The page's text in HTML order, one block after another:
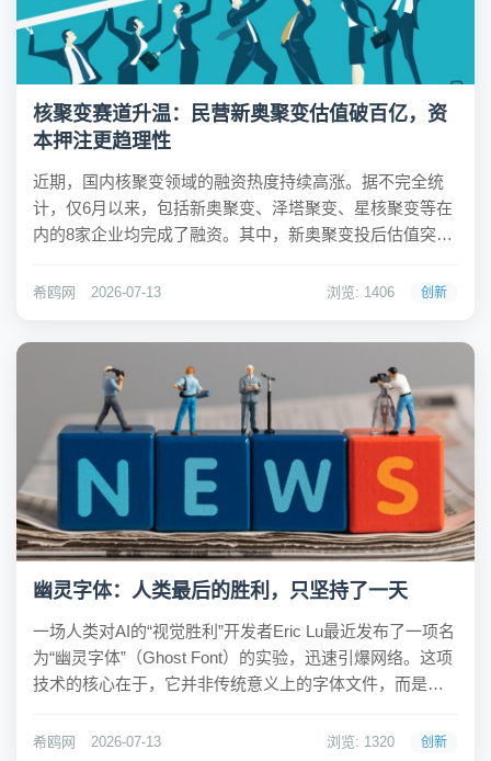
核聚变赛道升温：民营新奥聚变估值破百亿，资
本押注更趋理性
近期，国内核聚变领域的融资热度持续高涨。据不完全统
计，仅6月以来，包括新奥聚变、泽塔聚变、星核聚变等在
内的8家企业均完成了融资。其中，新奥聚变投后估值突破
则以8.3亿元的首轮融资规模刷新了行业纪录。这标志着资
希鸥网 2026-07-13 浏览: 1406 创新
幽灵字体：人类最后的胜利，只坚持了一天
一场人类对AI的“视觉胜利”开发者Eric Lu最近发布了一项名
为“幽灵字体”（Ghost Font）的实验，迅速引爆网络。这项
技术的核心在于，它并非传统意义上的字体文件，而是一
入文字后，系统会生成一段视频，其中组成字母的像素点
希鸥网 2026-07-13 浏览: 1320 创新